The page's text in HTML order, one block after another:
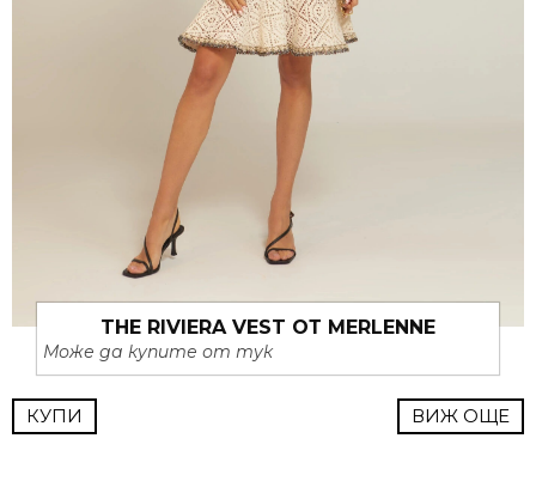
THE RIVIERA VEST ОТ MERLENNE
Може да купите от тук
КУПИ ВИЖ ОЩЕ